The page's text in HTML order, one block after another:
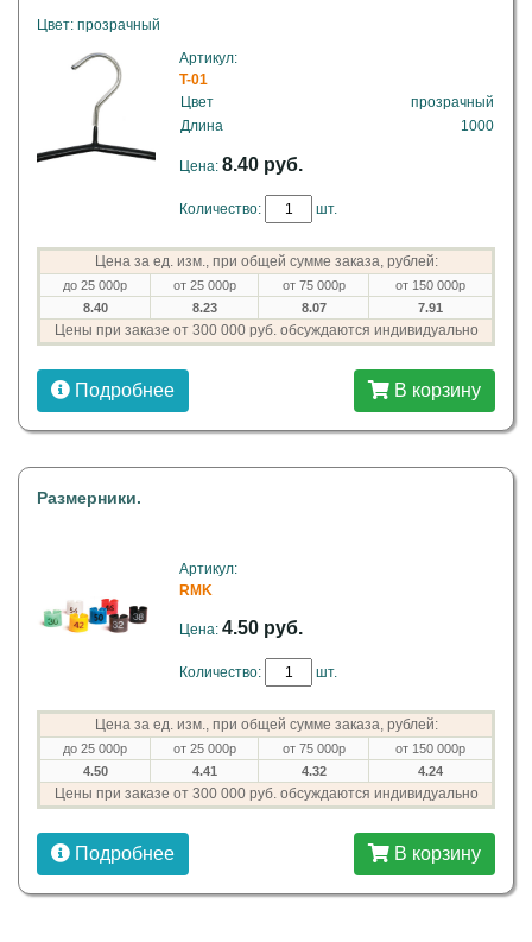
Цвет: прозрачный
Артикул:
T-01
Цвет
прозрачный
Длина
1000
Цена: 8.40 руб.
Количество: шт.
Цена за ед. изм., при общей сумме заказа, рублей:
до 25 000р от 25 000р от 75 000р
от 150 000р
8.40
8.23 8.07 7.91
Цены при заказе от 300 000 руб. обсуждаются индивидуально
Подробнее В корзину
Размерники.
Артикул:
RMK
Цена: 4.50 руб.
Количество: шт.
Цена за ед. изм., при общей сумме заказа, рублей:
до 25 000р от 25 000р от 75 000р
от 150 000р
4.50
4.41 4.32 4.24
Цены при заказе от 300 000 руб. обсуждаются индивидуально
Подробнее В корзину